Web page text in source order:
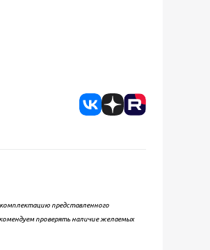
представленного
проверять наличие желаемых